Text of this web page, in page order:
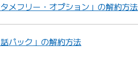
メフリー・オプション」の解約方法
パック」の解約方法